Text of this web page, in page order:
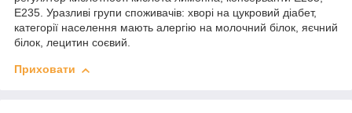
Е235. Уразливі групи споживачів: хворі на цукровий діабет,
категорії населення мають алергію на молочний білок, яєчний
білок, лецитин соєвий.
Приховати